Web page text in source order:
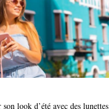
look d’été avec des lunettes